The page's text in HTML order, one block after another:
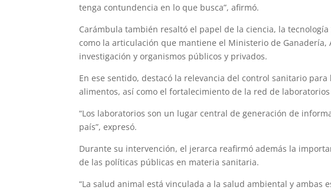
tenga contundencia en lo que busca”, afirmó.
Carámbula también resaltó el papel de la ciencia, la
como la articulación que mantiene el Ministerio de
investigación y organismos públicos y privados.
En ese sentido, destacó la relevancia del control sanitario
alimentos, así como el fortalecimiento de la red de laboratorios
“Los laboratorios son un lugar central de generación de
país”, expresó.
Durante su intervención, el jerarca reafirmó además la
de las políticas públicas en materia sanitaria.
“La salud animal está vinculada a la salud ambiental y ambas